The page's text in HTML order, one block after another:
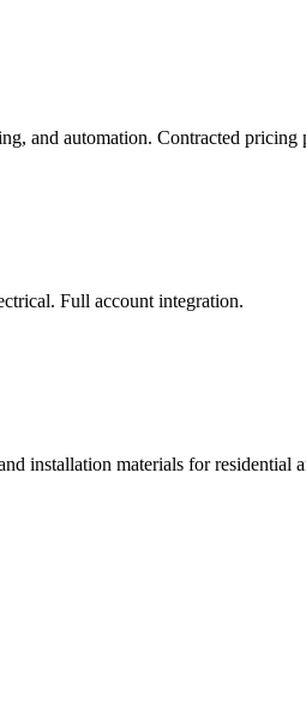
and automation. Contracted pricing
Full account integration.
installation materials for residential